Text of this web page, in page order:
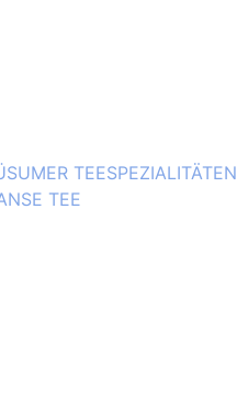
TEESPEZIALITÄTEN
TEE